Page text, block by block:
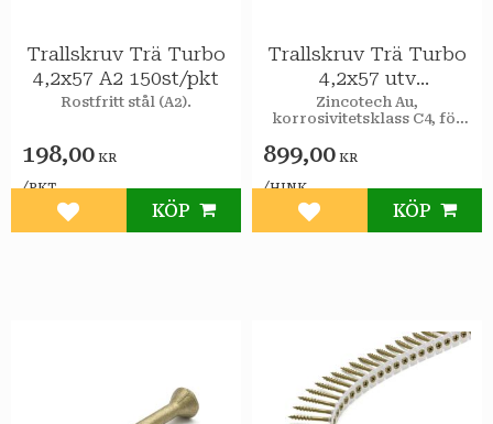
Trallskruv Trä Turbo
4,2x57 A2 150st/pkt
Rostfritt stål (A2).
198,00 KR
/PKT
Lägg till i favoriter
KÖP
Trallskruv Trä Turbo
4,2x57 utv
1400st/hink
Zincotech Au,
korrosivitetsklass C4, för
899,00 KR
/HINK
Lägg till i favoriter
KÖP